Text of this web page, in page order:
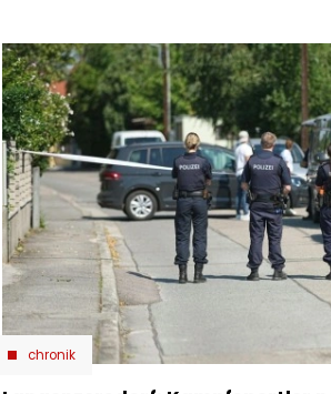
chronik